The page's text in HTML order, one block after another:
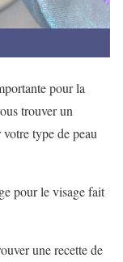
pour la
trouver un
type de peau
pour le visage fait
une recette de